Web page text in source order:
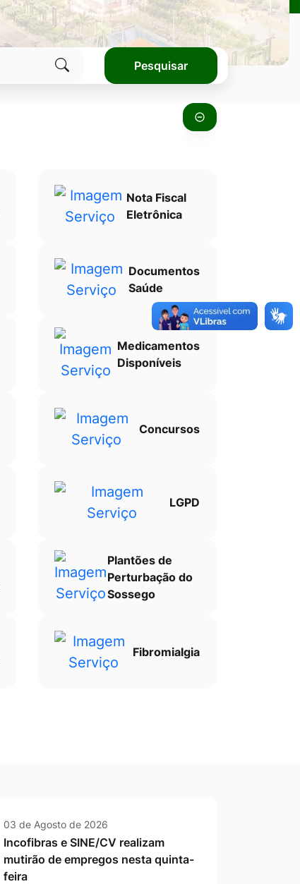
Clique
Pesquisar
Nota Fiscal
Eletrônica
Documentos
Saúde
Medicamentos
Disponíveis
Concursos
LGPD
Plantões de
Perturbação do
Sossego
Fibromialgia
03 de Agosto de 2026
Incofibras e SINE/CV realizam
mutirão de empregos nesta quinta-
feira